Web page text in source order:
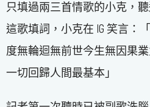
只填過兩三首情歌的小克，
這歌填詞，小克在 IG 笑言：
度無輪迴無前世今生無因果
一切回歸人間最基本」